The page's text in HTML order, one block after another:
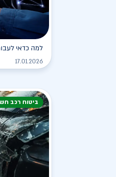
למה כדאי
17.01.2026
ביטוח רכב